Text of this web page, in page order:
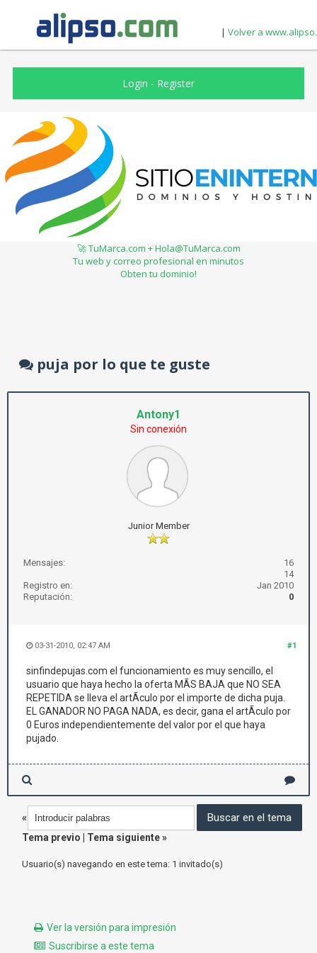
| Volver a
Login - Register
🚀 TuMarca.com + Hola@TuMarca.com
Tu web y correo profesional en minutos
Obten tu dominio!
puja por lo que te guste
Antony1
Sin conexión
Junior Member
Mensajes:
16
14
Registro en:
Jan 2010
Reputación:
0
#1
03-31-2010, 02:47 AM
sinfindepujas.com el funcionamiento es muy sencillo, el
usuario que haya hecho la oferta MÃS BAJA que NO SEA
REPETIDA se lleva el artÃ­culo por el importe de dicha puja.
EL GANADOR NO PAGA NADA, es decir, gana el artÃ­culo por
0 Euros independientemente del valor por el que haya
pujado.
«
Tema previo
Tema siguiente»
Usuario(s) navegando en este tema: 1 invitado(s)
Ver la versión para impresión
Suscribirse a este tema